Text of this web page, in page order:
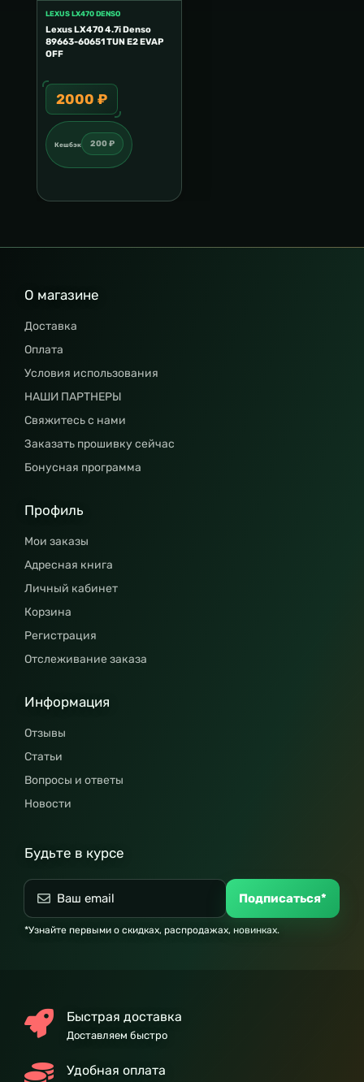
LEXUS LX470 DENSO
Lexus LX470 4.7i Denso
89663-60651 TUN E2 EVAP
OFF
2000 ₽
Кешбэк 200 ₽
О магазине
Доставка
Оплата
Условия использования
НАШИ ПАРТНЕРЫ
Свяжитесь с нами
Заказать прошивку сейчас
Бонусная программа
Профиль
Мои заказы
Адресная книга
Личный кабинет
Корзина
Регистрация
Отслеживание заказа
Информация
Отзывы
Статьи
Вопросы и ответы
Новости
Будьте в курсе
Подписаться*
*Узнайте первыми о скидках, распродажах, новинках.
Быстрая доставка
Доставляем быстро
Удобная оплата